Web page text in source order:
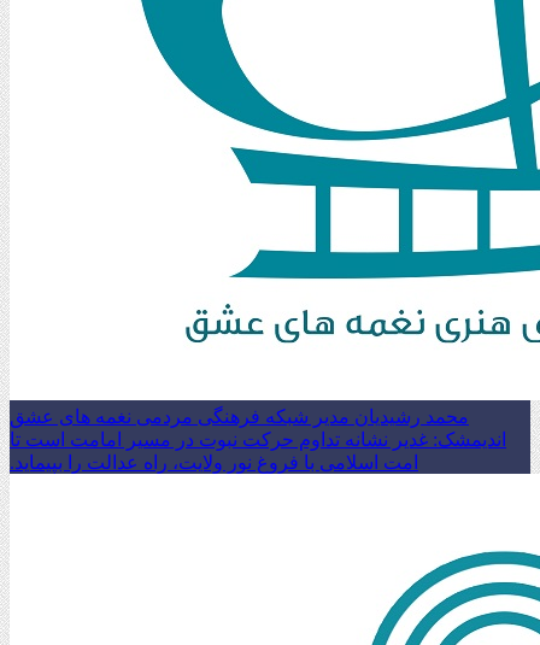
محمد رشیدیان مدیر شبکه فرهنگی مردمی نغمه های عشق
اندیمشک: غدیر نشانه تداوم حرکت نبوت در مسیر امامت است تا
امت اسلامی با فروغ نور ولایت، راه عدالت را بپیماید.